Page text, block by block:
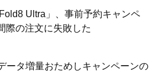
Fold8 Ultra」、事前予約キャンペ
際の注文に失敗した
ータ増量おためしキャンペーンの